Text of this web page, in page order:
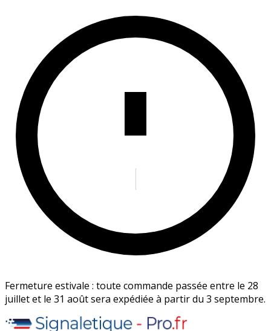
Fermeture estivale : toute commande passée entre le 28
juillet et le 31 août sera expédiée à partir du 3 septembre.